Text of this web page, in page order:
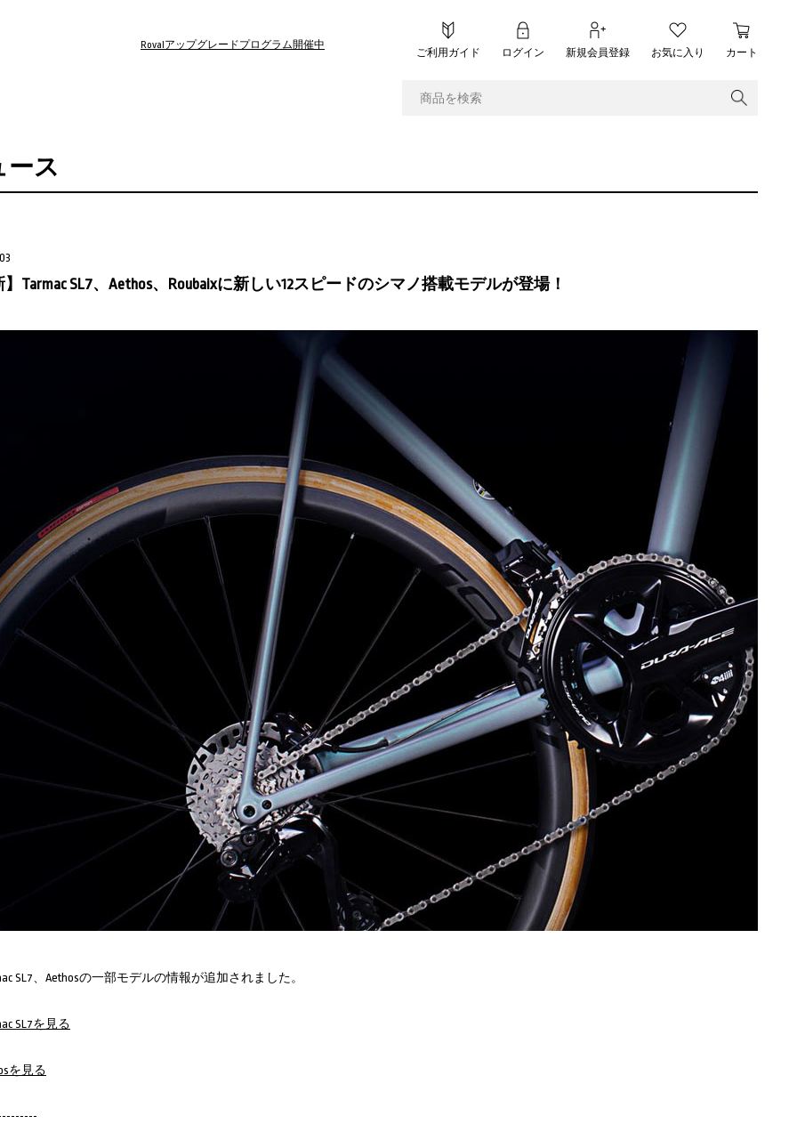
Rovalアップグレードプログラム開催中
ご利用ガイド ログイン 新規会員登録 お気に入り カート
ース
】Tarmac SL7、Aethos、Roubaixに新しい12スピードのシマノ搭載モデルが登場！
SL7、Aethosの一部モデルの情報が追加されました。
SL7を見る
を見る